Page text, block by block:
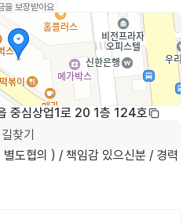
을 보장받아요
중심상업1로 20 1층 124호
길찾기
도협의 ) / 책임감 있으신분 / 경력